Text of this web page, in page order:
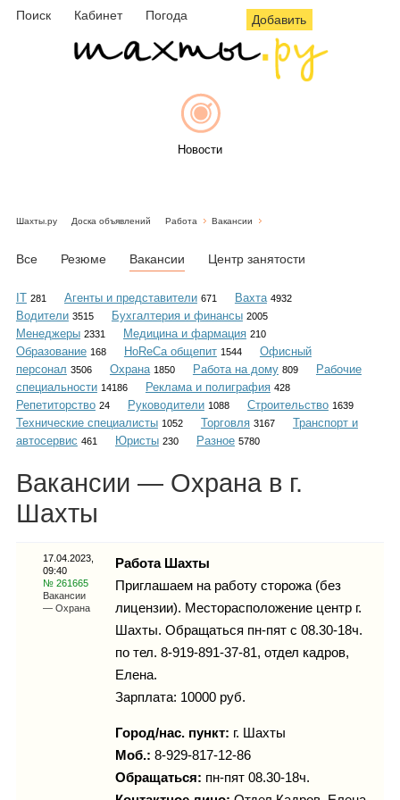
Поиск Кабинет Погода Добавить
Новости
Объявления
Каталог
Инфо
Карты
Шахты.ру Доска объявлений Работа Вакансии
Все Резюме Вакансии Центр занятости
IT 281 Агенты и представители 671 Вахта 4932
Водители 3515 Бухгалтерия и финансы 2005
Менеджеры 2331 Медицина и фармация 210
Образование 168 HoReCa общепит 1544
Офисный
персонал 3506 Охрана 1850 Работа на дому 809
Рабочие
специальности 14186 Реклама и полиграфия 428
Репетиторство 24 Руководители 1088 Строительство 1639
Технические специалисты 1052 Торговля 3167
Транспорт и
автосервис 461 Юристы 230 Разное 5780
Вакансии — Охрана в г.
Шахты
17.04.2023,
09:40
№ 261665
Вакансии
— Охрана
Работа Шахты
Приглашаем на работу сторожа (без
лицензии). Месторасположение центр г.
Шахты. Обращаться пн-пят с 08.30-18ч.
по тел. 8-919-891-37-81, отдел кадров,
Елена.
Зарплата: 10000 руб.
Город/нас. пункт: г. Шахты
Моб.: 8-929-817-12-86
Обращаться: пн-пят 08.30-18ч.